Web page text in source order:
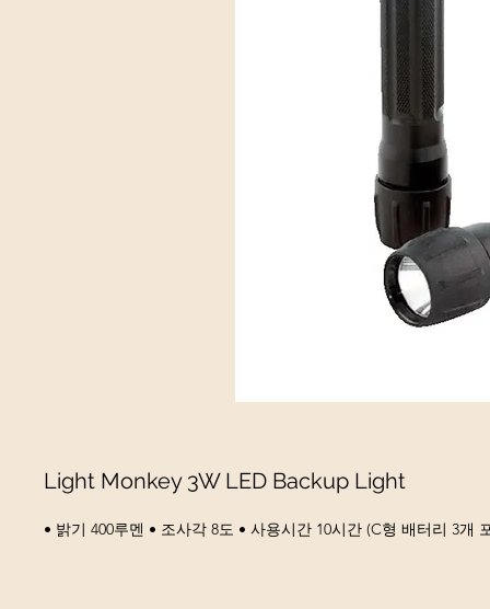
Light Monkey 3W LED Backup Light
• 밝기 400루멘 • 조사각 8도 • 사용시간 10시간 (C형 배터리 3개